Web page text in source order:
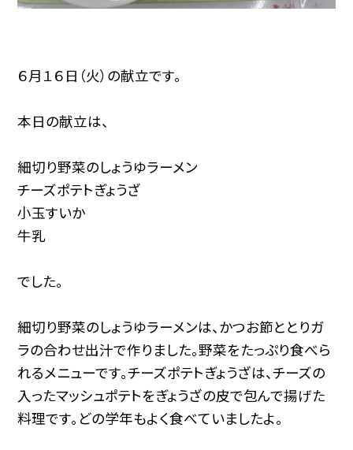
６月１６日（火）の献立です。
本日の献立は、
細切り野菜のしょうゆラーメン
チーズポテトぎょうざ
小玉すいか
牛乳
でした。
細切り野菜のしょうゆラーメンは、かつお節ととりガ
ラの合わせ出汁で作りました。野菜をたっぷり食べら
れるメニューです。チーズポテトぎょうざは、チーズの
入ったマッシュポテトをぎょうざの皮で包んで揚げた
料理です。どの学年もよく食べていましたよ。